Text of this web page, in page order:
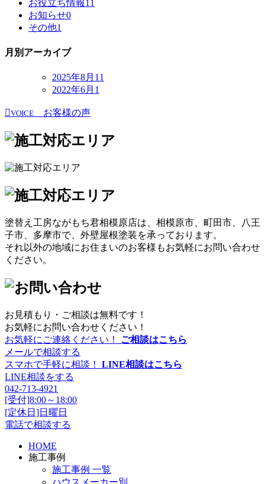
お役立ち情報11
お知らせ0
その他1
月別アーカイブ
2025年8月 11
2022年6月 1
VOICE お客様の声
塗替え工房ながもち君相模原店は、相模原市、町田市、八王
子市、多摩市で、外壁屋根塗装を承っております。
それ以外の地域にお住まいのお客様もお気軽にお問い合わせ
ください。
お見積もり・ご相談は無料です！
お気軽にお問い合わせください！
お気軽にご連絡ください！ ご相談はこちら
メールで相談する
スマホで手軽に相談！ LINE相談はこちら
LINE相談をする
042-713-4921
[受付]8:00～18:00
[定休日]日曜日
電話で相談する
HOME
施工事例
施工事例 一覧
ハウスメーカー別